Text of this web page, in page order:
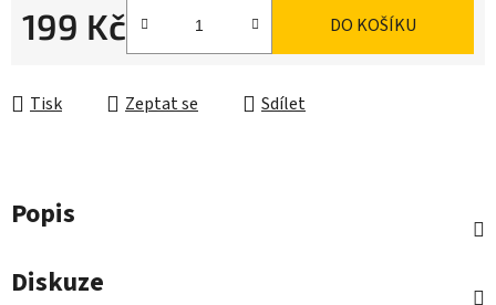
199 Kč DO KOŠÍKU
Tisk Zeptat se Sdílet
Popis
Diskuze